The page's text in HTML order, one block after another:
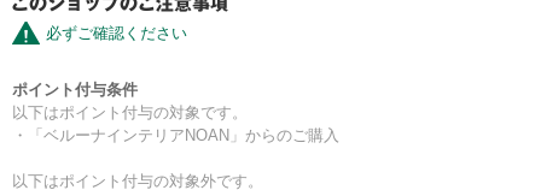
必ずご確認ください
ポイント付与条件
以下はポイント付与の対象です。
・「ベルーナインテリアNOAN」からのご購入
以下はポイント付与の対象外です。